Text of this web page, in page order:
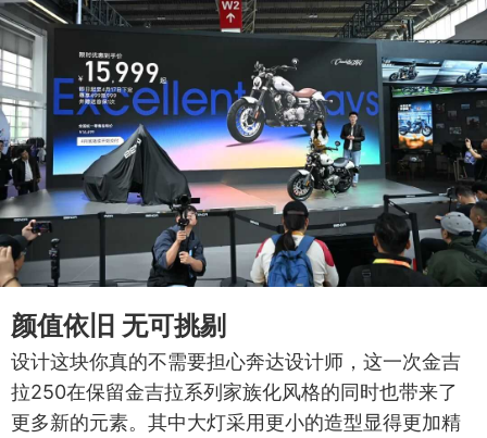
颜值依旧 无可挑剔
设计这块你真的不需要担心奔达设计师，这一次金吉
拉250在保留金吉拉系列家族化风格的同时也带来了
更多新的元素。其中大灯采用更小的造型显得更加精